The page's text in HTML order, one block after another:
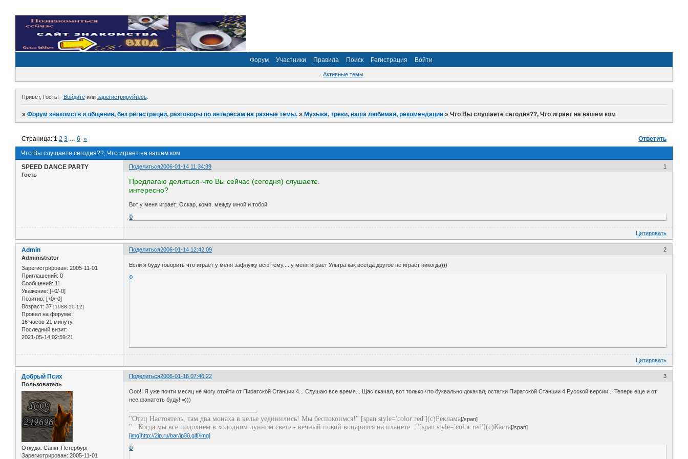
Форум Участники Правила Поиск Регистрация Войти
Активные темы
Привет, Гость! Войдитеили зарегистрируйтесь.
»Форум знакомств и общения, без регистрации, разговоры по интересам на разные темы. »Музыка, треки, ваша любимая, рекомендации »Что Вы слушаете сегодня??, Что играет на вашем ком
Что Вы слушаете сегодня??, Что играет на вашем ком
Страница:1 2 3 … 6 » Ответить
Поделиться 1
2006-01-14 11:34:39
SPEED DANCE PARTY
Гость
Предлагаю делиться-что Вы сейчас (сегодня) слушаете.
интересно?
Вот у меня играет: Оскар, комп. между мной и тобой
0
Цитировать
Поделиться 2
2006-01-14 12:42:09
Admin
Administrator
Зарегистрирован: 2005-11-01
Приглашений: 0
Сообщений: 11
Уважение: [+0/-0]
Позитив: [+0/-0]
Возраст: 37 [1988-10-12]
Провел на форуме:
16 часов 21 минуту
Последний визит:
2021-05-14 02:59:21
Если я буду говорить что играет у меня зафлужу всю тему.... у меня играет Ультра как всегда другое не играет никогда)))
0
Цитировать
Поделиться 3
2006-01-16 07:46:22
Добрый Псих
Пользователь
Откуда: Санкт-Петербург
Зарегистрирован: 2005-11-01
Ооо!! Я уже почти месяц не могу отойти от Пиратской Станции 4... Слушаю все время... Щас скачал, вот только что буквально докачал, остатки Пиратской Станции 4 Русской версии... Теперь еще и от
нее фанатеть буду! =)))
"Отец Настоятель, там два монаха в келье уединились! Мы беспокоимся!" [span style='color:red'](с)Реклама[/span]
"...Когда мы все подохнем в холодном лунном свете - вечный покой воцарится на планете..."[span style='color:red'](с)Каста[/span]
[img]http://2ip.ru/bar/ip30.gif[/img]
0